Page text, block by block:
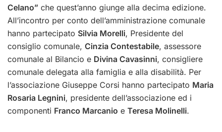
Celano” che quest’anno giunge alla decima edizione.
All’incontro per conto dell’amministrazione comunale
hanno partecipato Silvia Morelli, Presidente del
consiglio comunale, Cinzia Contestabile, assessore
comunale al Bilancio e Divina Cavasinni, consigliere
comunale delegata alla famiglia e alla disabilità. Per
l’associazione Giuseppe Corsi hanno partecipato Maria
Rosaria Legnini, presidente dell’associazione ed i
componenti Franco Marcanio e Teresa Molinelli.